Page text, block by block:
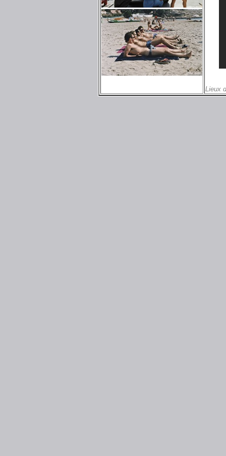
Lieux